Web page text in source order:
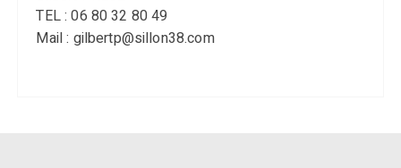
TEL : 06 80 32 80 49
Mail : gilbertp@sillon38.com